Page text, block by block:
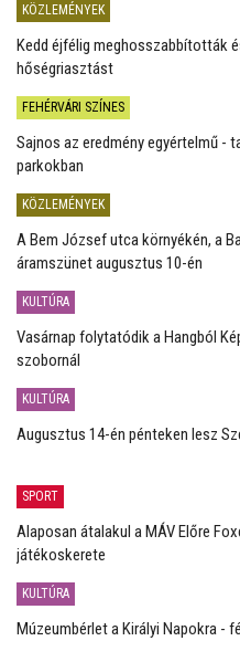
KÖZLEMÉNYEK
Kedd éjfélig meghosszabbították
hőségriasztást
FEHÉRVÁRI SZÍNES
Sajnos az eredmény egyértelmű -
parkokban
KÖZLEMÉNYEK
A Bem József utca környékén, a
áramszünet augusztus 10-én
KULTÚRA
Vasárnap folytatódik a Hangból
szobornál
KULTÚRA
Augusztus 14-én pénteken lesz
SPORT
Alaposan átalakul a MÁV Előre
játékoskerete
KULTÚRA
Múzeumbérlet a Királyi Napokra -